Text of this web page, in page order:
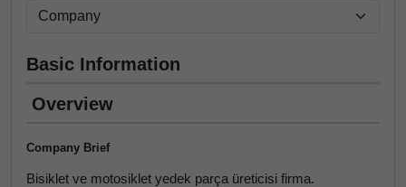
Basic Information
Overview
Company Brief
Bisiklet ve motosiklet yedek parça üreticisi firma.